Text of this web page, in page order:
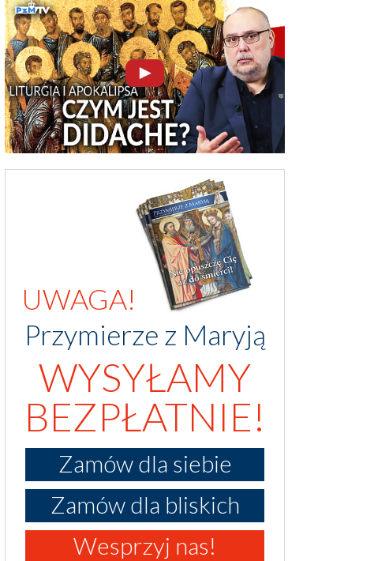
UWAGA!
Przymierze z Maryją
WYSYŁAMY
BEZPŁATNIE!
Zamów dla siebie
Zamów dla bliskich
Wesprzyj nas!